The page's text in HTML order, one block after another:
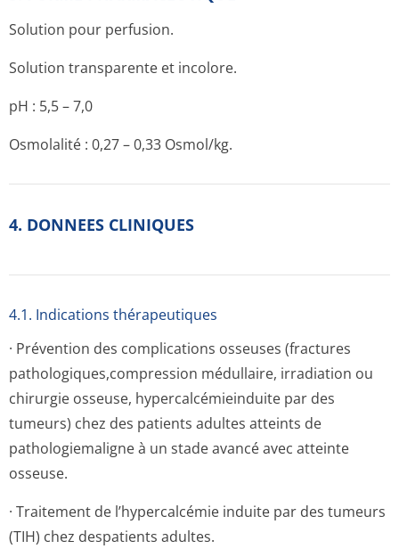
Solution pour perfusion.
Solution transparente et incolore.
pH : 5,5 – 7,0
Osmolalité : 0,27 – 0,33 Osmol/kg.
4. DONNEES CLINIQUES
4.1. Indications thérapeutiques
· Prévention des complications osseuses (fractures
pathologiques,com­pression médullaire, irradiation ou
chirurgie osseuse, hypercalcémie­induite par des
tumeurs) chez des patients adultes atteints de
pathologiemaligne à un stade avancé avec atteinte
osseuse.
· Traitement de l’hypercalcémie induite par des tumeurs
(TIH) chez despatients adultes.